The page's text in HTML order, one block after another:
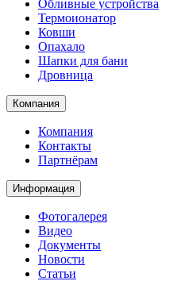
Обливные устройства
Термоионатор
Ковши
Опахало
Шапки для бани
Дровница
Компания
Компания
Контакты
Партнёрам
Информация
Фотогалерея
Видео
Документы
Новости
Статьи